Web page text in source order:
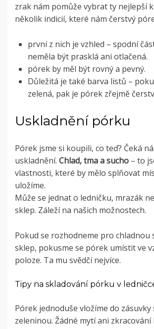
zrak nám pomůže vybrat ty nejlepší
několik indicií, které nám čerstvý
první z nich je vzhled – spodní
neměla být prasklá ani otlačená.
pórek by měl být rovný a pevný.
Důležitá je také barva listů –
zelená, pak je pórek zřejmě
Uskladnění pórku
Pórek jsme si koupili, co teď? Čeká
uskladnění. Chlad, tma a sucho – to
vlastnosti, které by mělo splňovat
uložíme.
Může se jednat o ledničku, mrazák
sklep. Záleží na našich možnostech.
Pokud se rozhodneme pro chladnou
sklep, pokusme se pórek umístit ve
poloze. Ta mu svědčí nejvíce.
Tipy na skladování pórku v
Pórek jednoduše vložíme do
zeleninou. Žádné mytí ani zkracování